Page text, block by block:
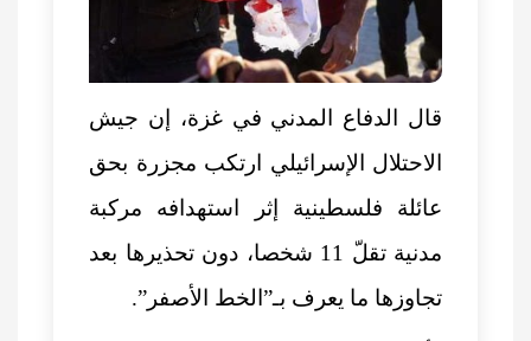
قال الدفاع المدني في غزة، إن جيش
الاحتلال الإسرائيلي ارتكب مجزرة بحق
عائلة فلسطينية إثر استهدافه مركبة
مدنية تقلّ 11 شخصا، دون تحذيرها بعد
تجاوزها ما يعرف بـ”الخط الأصفر”.